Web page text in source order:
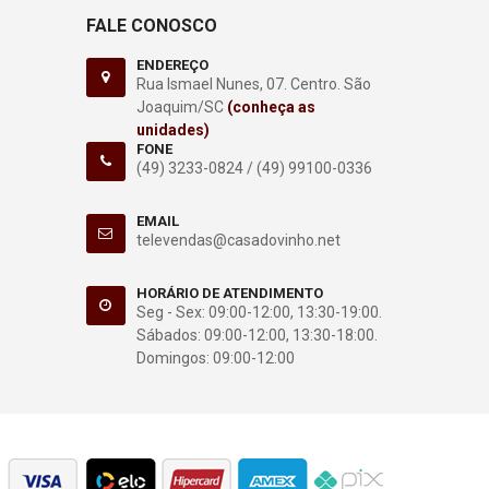
FALE CONOSCO
ENDEREÇO
Rua Ismael Nunes, 07. Centro. São
Joaquim/SC (conheça as
unidades)
FONE
(49) 3233-0824 / (49) 99100-0336
EMAIL
televendas@casadovinho.net
HORÁRIO DE ATENDIMENTO
Seg - Sex: 09:00-12:00, 13:30-19:00.
Sábados: 09:00-12:00, 13:30-18:00.
Domingos: 09:00-12:00